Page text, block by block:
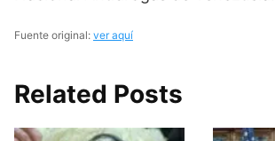
Fuente original: ver aquí
Related Posts